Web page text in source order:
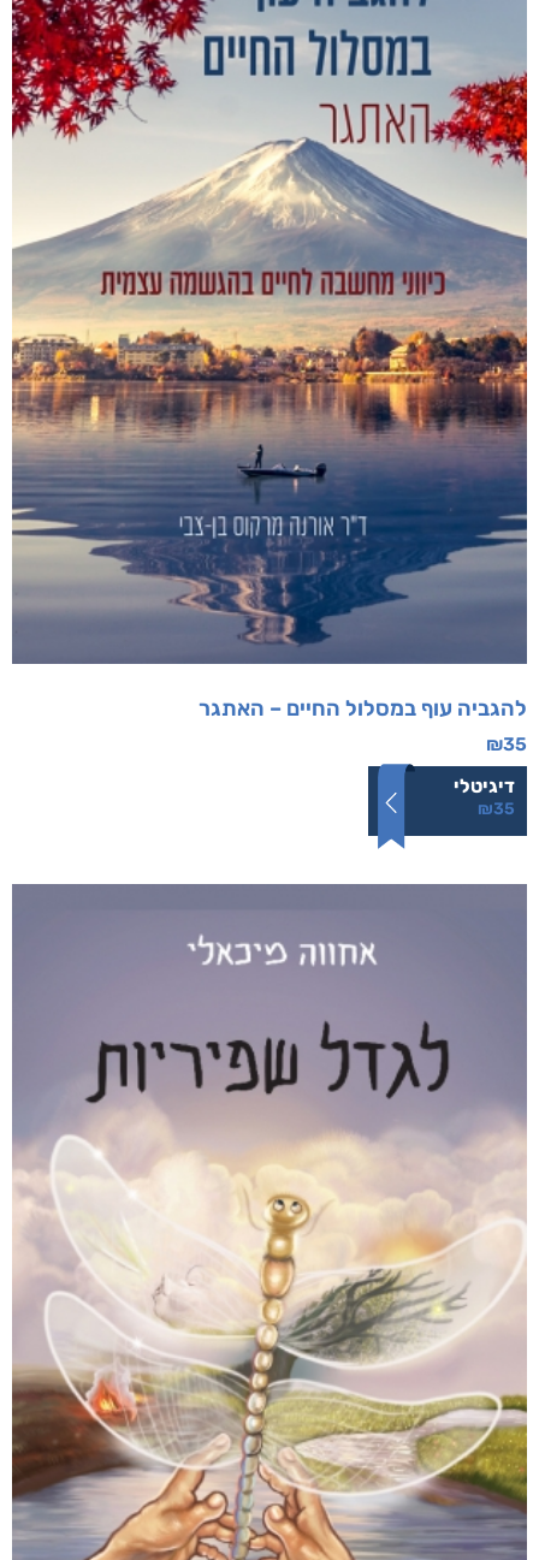
להגביה עוף במסלול החיים – האתגר
₪35
דיגיטלי
₪35